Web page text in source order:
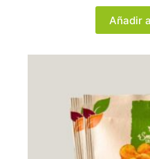
Añadir